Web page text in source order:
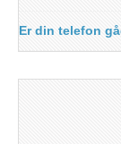
Er din telefon